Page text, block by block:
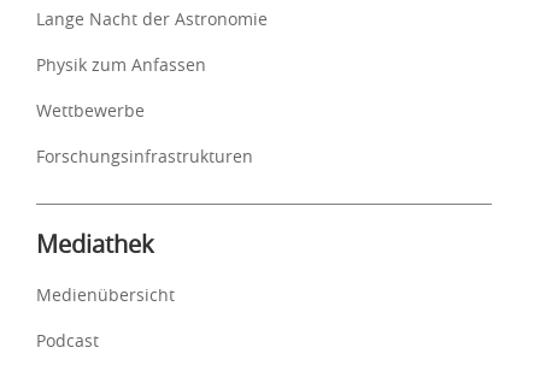
Lange Nacht der Astronomie
Physik zum Anfassen
Wettbewerbe
Forschungsinfrastrukturen
Mediathek
Medienübersicht
Podcast